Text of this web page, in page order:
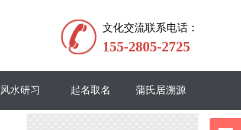
文化交流联系电话：
155-2805-2725
风水研习 起名取名 蒲氏居溯源